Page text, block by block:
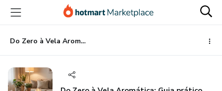
para
conteúdo
principal
para
pagamento
para
rodapé
Do Zero à Vela Aromática: Guia prático